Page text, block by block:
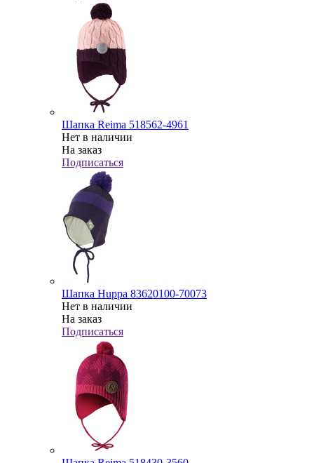
Шапка Reima 518562-4961
Нет в наличии
На заказ
Подписаться
Шапка Huppa 83620100-70073
Нет в наличии
На заказ
Подписаться